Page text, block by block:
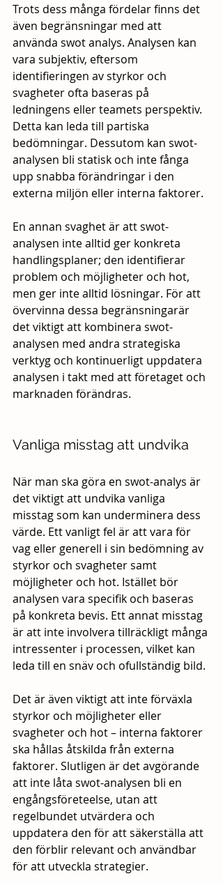
Trots dess många fördelar finns det
även begränsningar med att
använda swot analys. Analysen kan
vara subjektiv, eftersom
identifieringen av styrkor och
svagheter ofta baseras på
ledningens eller teamets perspektiv.
Detta kan leda till partiska
bedömningar. Dessutom kan swot-
analysen bli statisk och inte fånga
upp snabba förändringar i den
externa miljön eller interna faktorer.
En annan svaghet är att swot-
analysen inte alltid ger konkreta
handlingsplaner; den identifierar
problem och möjligheter och hot,
men ger inte alltid lösningar. För att
övervinna dessa begränsningarär
det viktigt att kombinera swot-
analysen med andra strategiska
verktyg och kontinuerligt uppdatera
analysen i takt med att företaget och
marknaden förändras.
Vanliga misstag att undvika
När man ska göra en swot-analys är
det viktigt att undvika vanliga
misstag som kan underminera dess
värde. Ett vanligt fel är att vara för
vag eller generell i sin bedömning av
styrkor och svagheter samt
möjligheter och hot. Istället bör
analysen vara specifik och baseras
på konkreta bevis. Ett annat misstag
är att inte involvera tillräckligt många
intressenter i processen, vilket kan
leda till en snäv och ofullständig bild.
Det är även viktigt att inte förväxla
styrkor och möjligheter eller
svagheter och hot – interna faktorer
ska hållas åtskilda från externa
faktorer. Slutligen är det avgörande
att inte låta swot-analysen bli en
engångsföreteelse, utan att
regelbundet utvärdera och
uppdatera den för att säkerställa att
den förblir relevant och användbar
för att utveckla strategier.